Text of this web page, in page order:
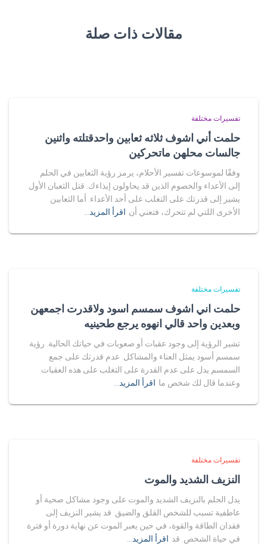
مقالات ذات صلة
تفسيرات مختلفة
حلمت أني اشوف ثلاثه ثعابين واحدقتلته واثنين
جالسات محلهن ماتحركين
وفقًا لموسوعات تفسير الأحلام، يرمز رؤية الثعابين في الحلم
إلى الأعداء والخصوم الذين قد يحاولون إيذاءك. قتل الثعبان الأول
يشير إلى قدرتك على التغلب على أحد الأعداء. أما الثعابين
الأخرى اللتي لم تتحرك، فتعني أن اقرأ المزيد…
تفسيرات مختلفة
حلمت اني اشوف سمسم اسود ولاقدرت اجمعهن
وبعدين واحد قالي انهوه يرجع طحينيه
تشير الرؤية إلى وجود عقبات أو صعوبات في حياتك الحالية. رؤية
سمسم أسود يمثل العناء والمشاكل. عدم قدرتك على جمع
السمسم يدل على عدم القدرة على التغلب على هذه العقبات.
وعندما قال لك شخص ما اقرأ المزيد…
تفسيرات مختلفة
النزيف الشديد والموت
يدل الحلم بالنزيف الشديد والموت على وجود مشاكل صحية أو
عاطفية تسبب للشخص القلق والضيق. قد يشير النزيف إلى
فقدان الطاقة والقوة، في حين يعبر الموت عن نهاية دورة أو فترة
في حياة الشخص. قد اقرأ المزيد…